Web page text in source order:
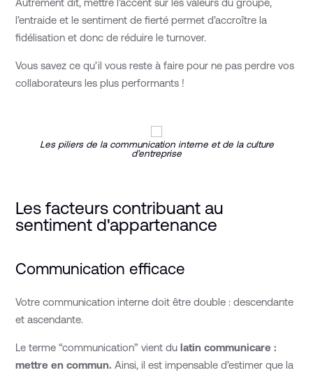
Autrement dit, mettre l’accent sur les valeurs du groupe,
l’entraide et le sentiment de fierté permet d’accroître la
fidélisation et donc de réduire le turnover.
Vous savez ce qu’il vous reste à faire pour ne pas perdre vos
collaborateurs les plus performants !
Les piliers de la communication interne et de la culture
d’entreprise
Les facteurs contribuant au
sentiment d'appartenance
Communication efficace
Votre communication interne doit être double : descendante
et ascendante.
Le terme “communication” vient dulatin communicare :
mettre en commun. Ainsi, il est impensable d’estimer que la